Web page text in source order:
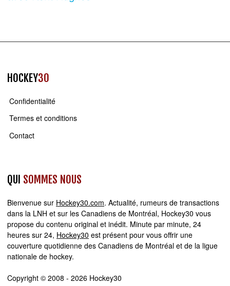
HOCKEY30
Confidentialité
Termes et conditions
Contact
QUI SOMMES NOUS
Bienvenue sur Hockey30.com. Actualité, rumeurs de transactions
dans la LNH et sur les Canadiens de Montréal, Hockey30 vous
propose du contenu original et inédit. Minute par minute, 24
heures sur 24, Hockey30 est présent pour vous offrir une
couverture quotidienne des Canadiens de Montréal et de la ligue
nationale de hockey.
Copyright © 2008 - 2026 Hockey30